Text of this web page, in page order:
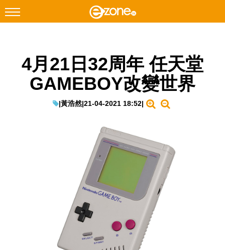
Facebook Instagram
科技焦點
生成式AI與雲端應用
Enterprise Digital Transformation
4月21日32周年 任天堂
GAMEBOY改變世界
|黃浩然|21-04-2021 18:52|